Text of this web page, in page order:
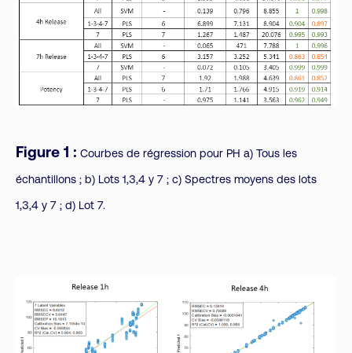
Figure 1 : Courbes de régression pour PH a) Tous les
échantillons ; b) Lots 1,3,4 y 7 ; c) Spectres moyens des lots
1,3,4 y 7 ; d) Lot 7.